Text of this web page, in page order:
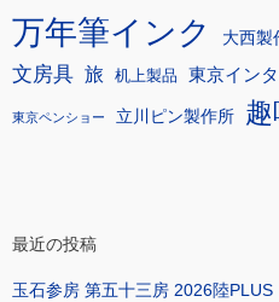
万年筆インク 大西製
文房具 旅 机上製品 東京イン
東京ペンショー 立川ピン製作所
最近の投稿
玉石参房 第五十三房 2026陸